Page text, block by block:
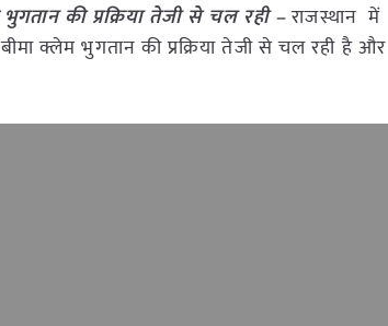
की प्रक्रिया तेजी से चल रही –राजस्थान में
क्लेम भुगतान की प्रक्रिया तेजी से चल रही है और